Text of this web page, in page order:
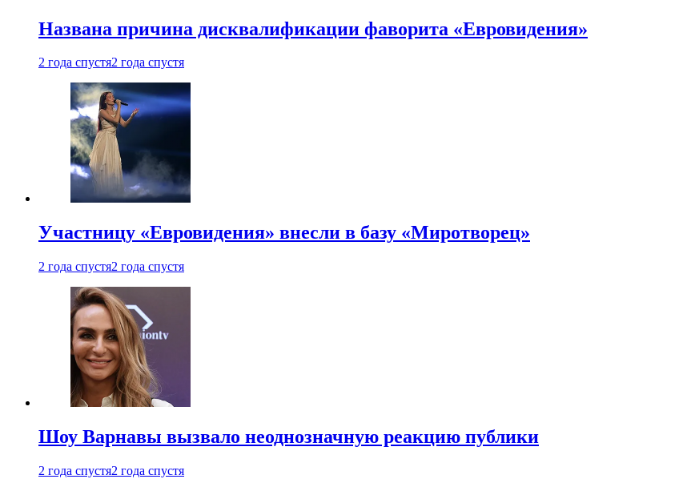
Названа причина дисквалификации фаворита «Евровидения»
2 года спустя2 года спустя
Участницу «Евровидения» внесли в базу «Миротворец»
2 года спустя2 года спустя
Шоу Варнавы вызвало неоднозначную реакцию публики
2 года спустя2 года спустя